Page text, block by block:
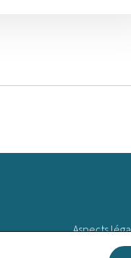
Aspects